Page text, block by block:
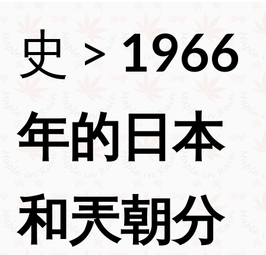
史 > 1966
年的日本
和兲朝分